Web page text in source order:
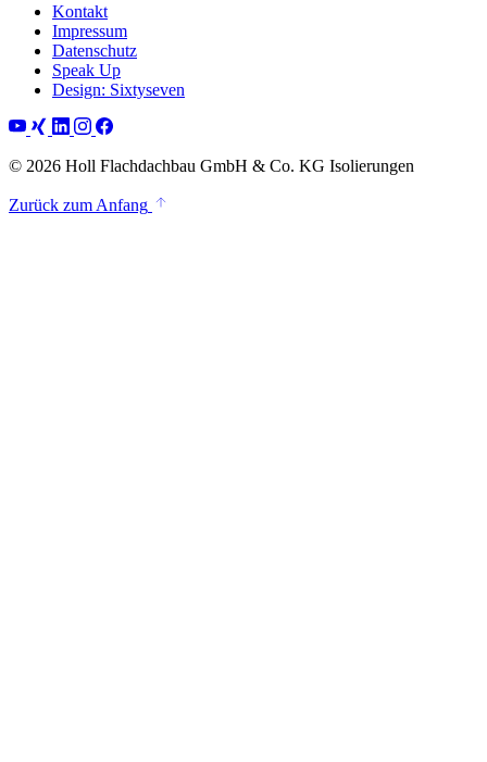
Kontakt
Impressum
Datenschutz
Speak Up
Design: Sixtyseven
© 2026 Holl Flachdachbau GmbH & Co. KG Isolierungen
Zurück zum Anfang